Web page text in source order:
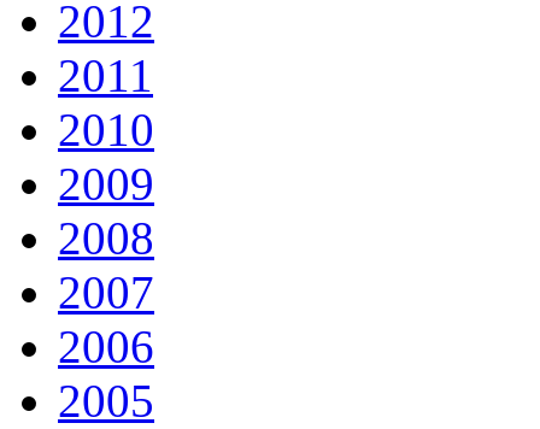
2012
2011
2010
2009
2008
2007
2006
2005